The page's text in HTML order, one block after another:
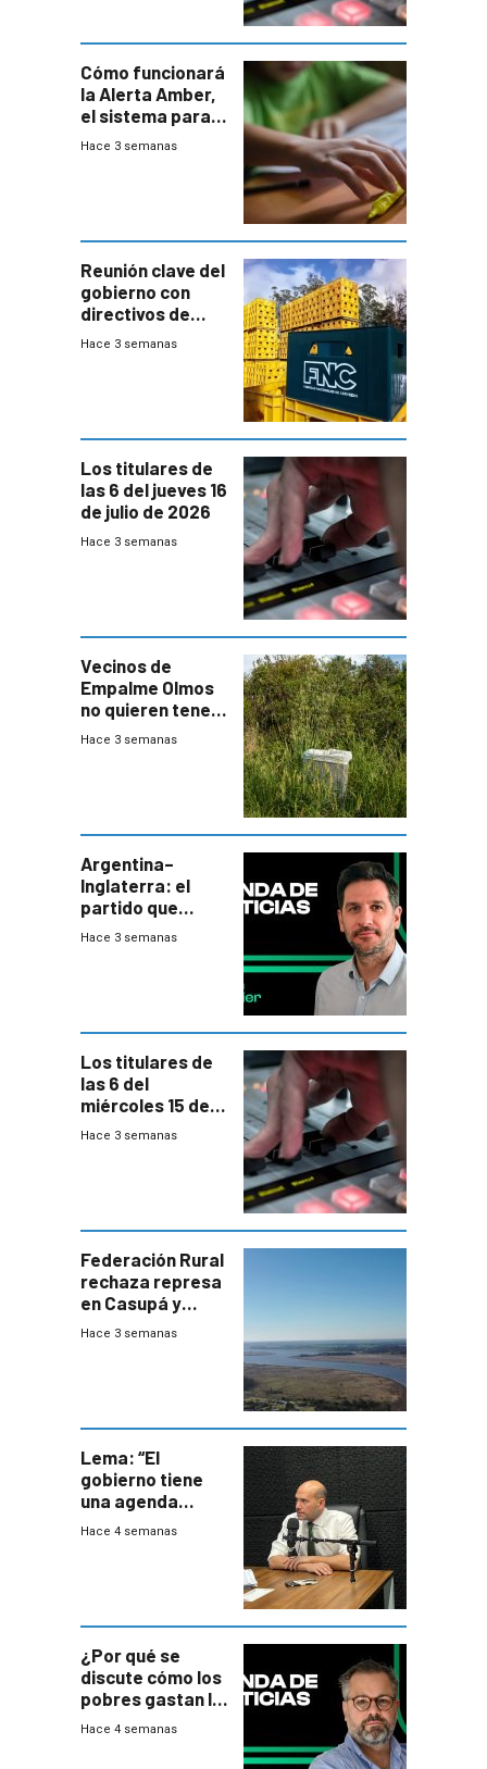
Cómo funcionará
la Alerta Amber,
el sistema para
la búsqueda
Hace 3 semanas
Reunión clave del
gobierno con
directivos de
Fábricas
Hace 3 semanas
Los titulares de
las 6 del jueves 16
de julio de 2026
Hace 3 semanas
Vecinos de
Empalme Olmos
no quieren tener
cerca una planta
departamental
Hace 3 semanas
Argentina–
Inglaterra: el
partido que
nunca termina
Hace 3 semanas
Los titulares de
las 6 del
miércoles 15 de
julio de 2026
Hace 3 semanas
Federación Rural
rechaza represa
en Casupá y
firma demanda
Hace 3 semanas
Lema: “El
gobierno tiene
una agenda
destructiva”
Hace 4 semanas
¿Por qué se
discute cómo los
pobres gastan la
plata?
Hace 4 semanas